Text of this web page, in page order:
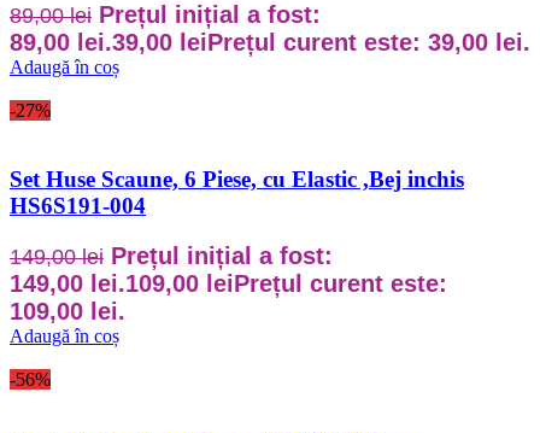
89,00lei Prețul inițial a fost:
89,00 lei.39,00 leiPrețul curent este: 39,00 lei.
Adaugă în coș
-27%
Set Huse Scaune, 6 Piese, cu Elastic ,Bej inchis
HS6S191-004
149,00lei Prețul inițial a fost:
149,00 lei.109,00 leiPrețul curent este:
109,00 lei.
Adaugă în coș
-56%